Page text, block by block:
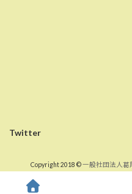
Twitter
Copyright 2018 ©一般社団法人葛